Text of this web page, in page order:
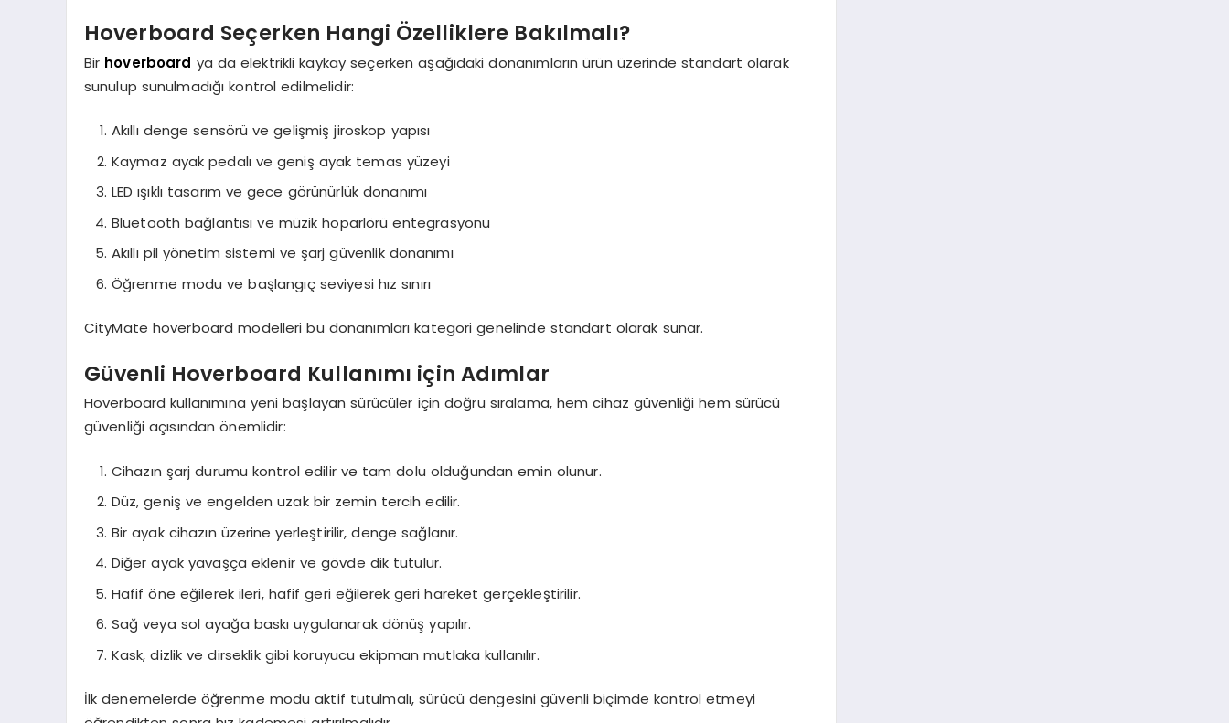
Hoverboard Seçerken Hangi Özelliklere Bakılmalı?
Bir hoverboard ya da elektrikli kaykay seçerken aşağıdaki donanımların ürün üzerinde standart olarak
sunulup sunulmadığı kontrol edilmelidir:
Akıllı denge sensörü ve gelişmiş jiroskop yapısı
Kaymaz ayak pedalı ve geniş ayak temas yüzeyi
LED ışıklı tasarım ve gece görünürlük donanımı
Bluetooth bağlantısı ve müzik hoparlörü entegrasyonu
Akıllı pil yönetim sistemi ve şarj güvenlik donanımı
Öğrenme modu ve başlangıç seviyesi hız sınırı
CityMate hoverboard modelleri bu donanımları kategori genelinde standart olarak sunar.
Güvenli Hoverboard Kullanımı için Adımlar
Hoverboard kullanımına yeni başlayan sürücüler için doğru sıralama, hem cihaz güvenliği hem sürücü
güvenliği açısından önemlidir:
Cihazın şarj durumu kontrol edilir ve tam dolu olduğundan emin olunur.
Düz, geniş ve engelden uzak bir zemin tercih edilir.
Bir ayak cihazın üzerine yerleştirilir, denge sağlanır.
Diğer ayak yavaşça eklenir ve gövde dik tutulur.
Hafif öne eğilerek ileri, hafif geri eğilerek geri hareket gerçekleştirilir.
Sağ veya sol ayağa baskı uygulanarak dönüş yapılır.
Kask, dizlik ve dirseklik gibi koruyucu ekipman mutlaka kullanılır.
İlk denemelerde öğrenme modu aktif tutulmalı, sürücü dengesini güvenli biçimde kontrol etmeyi